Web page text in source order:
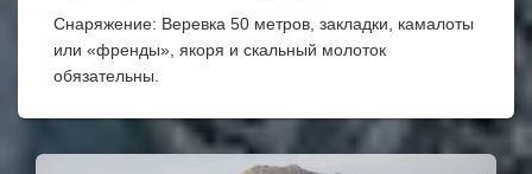
Снаряжение: Веревка 50 метров, закладки, камалоты
или «френды», якоря и скальный молоток
обязательны.